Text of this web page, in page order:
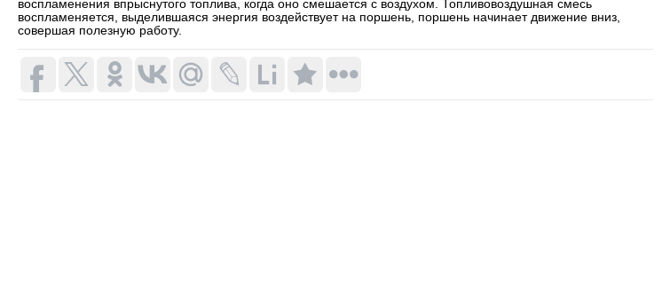
воспламенения впрыснутого топлива, когда оно смешается с воздухом. Топливовоздушная смесь
воспламеняется, выделившаяся энергия воздействует на поршень, поршень начинает движение вниз,
совершая полезную работу.